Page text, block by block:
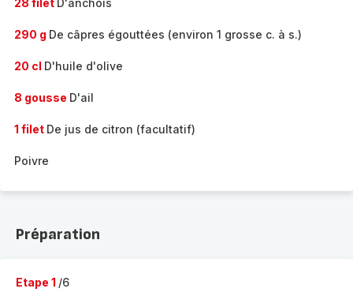
28 filet D'anchois
290 g De câpres égouttées (environ 1 grosse c. à s.)
20 cl D'huile d'olive
8 gousse D'ail
1 filet De jus de citron (facultatif)
Poivre
Préparation
Etape 1 /6